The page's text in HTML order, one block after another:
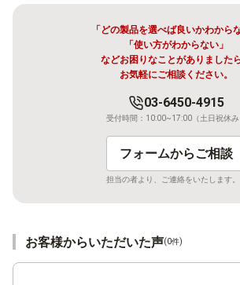
「どの製品を選べば良いかわから
「使い方がわからない」
などお困りなことがありましたら
お気軽にご相談ください。
03-6450-4915
受付時間：10:00~17:00（土日祝休み
フォームからご相談
担当の者より、ご連絡をいたします。
お客様からいただいた声(0件)